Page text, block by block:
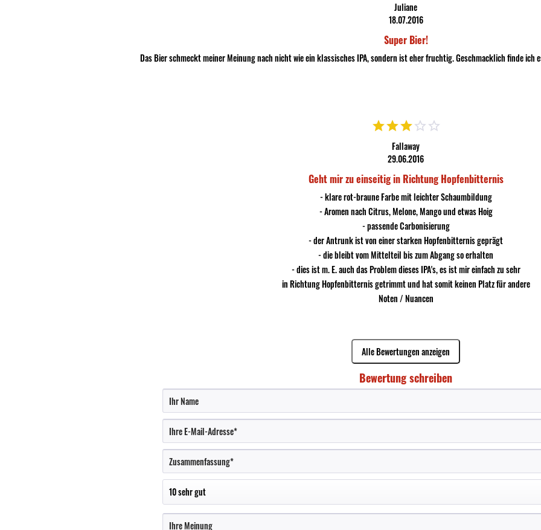
Juliane
18.07.2016
Super Bier!
Das Bier schmeckt meiner Meinung nach nicht wie ein klassisches IPA, sondern ist eher fruchtig. Geschmacklich finde ich
Fallaway
29.06.2016
Geht mir zu einseitig in Richtung Hopfenbitternis
- klare rot-braune Farbe mit leichter Schaumbildung
- Aromen nach Citrus, Melone, Mango und etwas Hoig
- passende Carbonisierung
- der Antrunk ist von einer starken Hopfenbitternis geprägt
- die bleibt vom Mittelteil bis zum Abgang so erhalten
- dies ist m. E. auch das Problem dieses IPA's, es ist mir einfach zu sehr
in Richtung Hopfenbitternis getrimmt und hat somit keinen Platz für andere
Noten / Nuancen
Alle Bewertungen anzeigen
Bewertung schreiben